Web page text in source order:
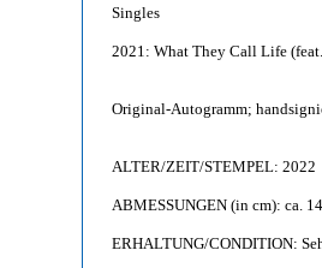
Singles
2021: What They Call Life
Original-Autogramm;
ALTER/ZEIT/STEMPEL: 2022
ABMESSUNGEN (in cm): ca.
ERHALTUNG/CONDITION: